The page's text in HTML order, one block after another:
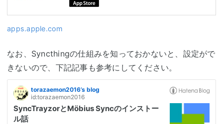
apps.apple.com
なお、Syncthingの仕組みを知っておかないと、設定がで
きないので、下記記事も参考にしてください。